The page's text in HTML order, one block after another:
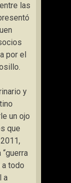
las
por el
y
un ojo
que
a todo
a